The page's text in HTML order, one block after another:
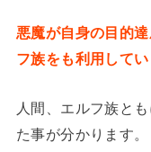
悪魔が自身の目的
フ族をも利用して
人間、エルフ族と
た事が分かります。